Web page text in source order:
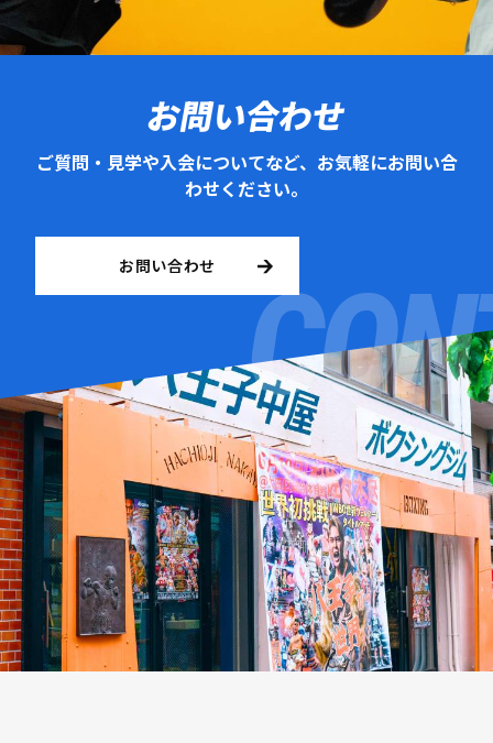
お問い合わせ
ご質問・見学や入会についてなど、お気軽にお問い合
わせください。
お問い合わせ